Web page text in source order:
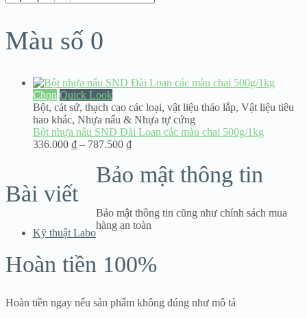
Màu số 0
Chọn Quick Look
Bột, cát sứ, thạch cao các loại, vật liệu tháo lắp, Vật liệu tiêu
hao khác, Nhựa nấu & Nhựa tự cứng
Bột nhựa nấu SND Đài Loan các màu chai 500g/1kg
336.000 ₫ – 787.500 ₫Khoảng
336.000 ₫
Bài viết
Kỹ thuật Labo
Bảo mật thông tin
Bảo mật thông tin cũng như chính sách mua
hàng an toàn
Hoàn tiền 100%
Hoàn tiền ngay nếu sản phẩm không đúng như mô tả